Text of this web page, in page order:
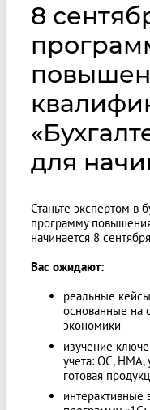
8
для
Станьте экспертом в
программу
начинается 8
Вас ожидают:
реальные
основанные на
экономики
изучение
учета: ОС, НМА,
готовая
интерактивные